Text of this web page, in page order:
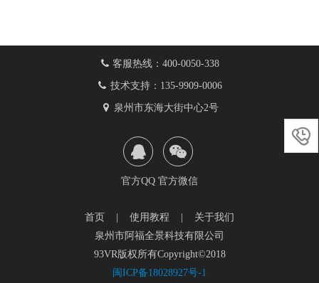

客服热线：400-0050-338
技术支持：135-9909-0006
泉州市东海大街中心2号
官方QQ 官方微信
首页 | 使用教程 | 关于我们
泉州市阿福全景科技有限公司
93VR版权所有Copyright©2018
闽ICP备18028927号-1